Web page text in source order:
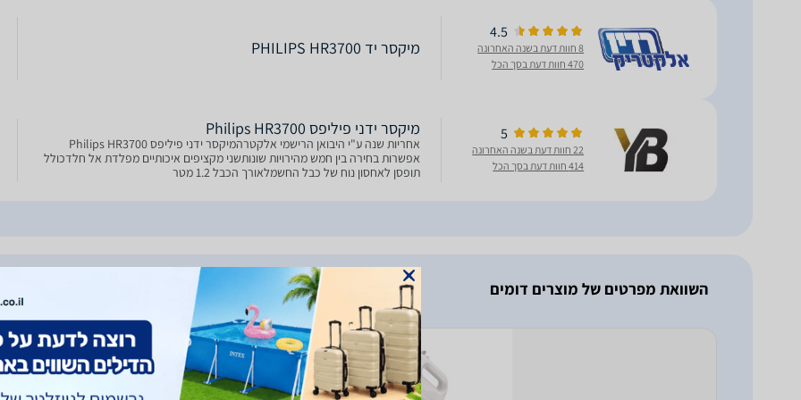
4.5
8 חוות דעת בשנה האחרונה
470 חוות דעת בסך הכל
מיקסר יד PHILIPS HR3700
5
22 חוות דעת בשנה האחרונה
414 חוות דעת בסך הכל
מיקסר ידני פיליפס Philips HR3700
אחריות שנה ע"י היבואן הרישמי אלקטרהמיקסר ידני פיליפס Philips HR3700
אפשרות בחירה בין חמש מהירויות שונותשני מקציפים איכותיים מפלדת אל חלדכולל
תופסן לאחסון נוח של כבל החשמלאורך הכבל 1.2 מטר
השוואת מפרטים של מוצרים דומים